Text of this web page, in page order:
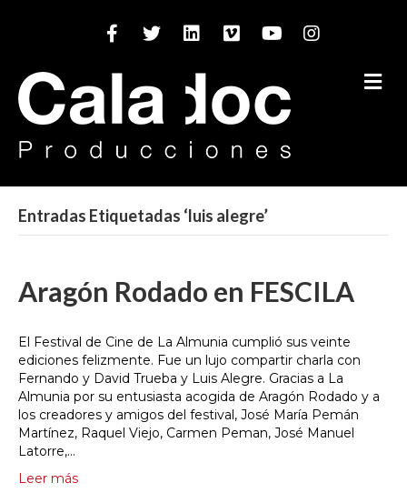
Facebook Twitter Linkedin Vimeo Youtube Instagram
Entradas Etiquetadas ‘luis alegre’
Aragón Rodado en FESCILA
El Festival de Cine de La Almunia cumplió sus veinte
ediciones felizmente. Fue un lujo compartir charla con
Fernando y David Trueba y Luis Alegre. Gracias a La
Almunia por su entusiasta acogida de Aragón Rodado y a
los creadores y amigos del festival, José María Pemán
Martínez, Raquel Viejo, Carmen Peman, José Manuel
Latorre,…
Leer más